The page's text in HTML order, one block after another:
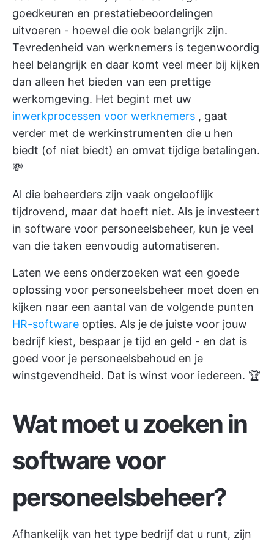
goedkeuren en prestatiebeoordelingen
uitvoeren - hoewel die ook belangrijk zijn.
Tevredenheid van werknemers is tegenwoordig
heel belangrijk en daar komt veel meer bij kijken
dan alleen het bieden van een prettige
werkomgeving. Het begint met uw
inwerkprocessen voor werknemers , gaat
verder met de werkinstrumenten die u hen
biedt (of niet biedt) en omvat tijdige betalingen.
💸
Al die beheerders zijn vaak ongelooflijk
tijdrovend, maar dat hoeft niet. Als je investeert
in software voor personeelsbeheer, kun je veel
van die taken eenvoudig automatiseren.
Laten we eens onderzoeken wat een goede
oplossing voor personeelsbeheer moet doen en
kijken naar een aantal van de volgende punten
HR-software opties. Als je de juiste voor jouw
bedrijf kiest, bespaar je tijd en geld - en dat is
goed voor je personeelsbehoud en je
winstgevendheid. Dat is winst voor iedereen. 🏆
Wat moet u zoeken in
software voor
personeelsbeheer?
Afhankelijk van het type bedrijf dat u runt, zijn